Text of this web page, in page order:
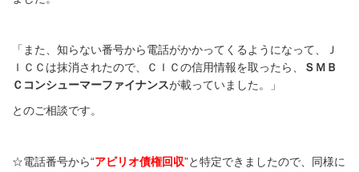
「また、知らない番号から電話がかかってくるようになって、Ｊ
ＩＣＣは抹消されたので、ＣＩＣの信用情報を取ったら、
ＳＭＢ
Ｃコンシューマーファイナンスが載っていました。」
とのご相談です。
☆電話番号から“アビリオ債権回収”と特定できましたので、同様に